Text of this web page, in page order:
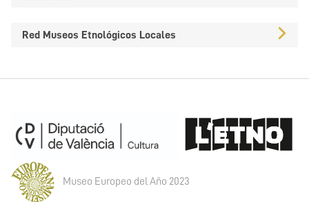
Red Museos Etnológicos Locales
Museo Europeo del Año 2023